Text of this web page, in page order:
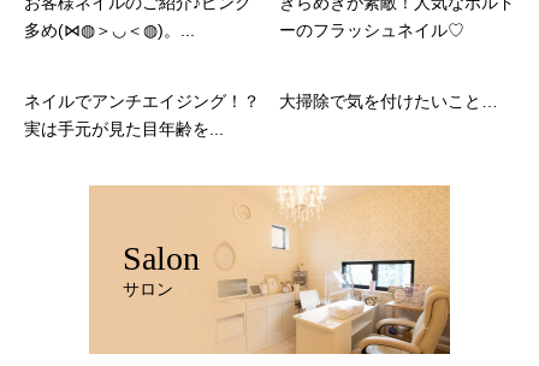
多め(⋈◍＞◡＜◍)。...
ーのフラッシュネイル♡
ネイルでアンチエイジング！？
実は手元が見た目年齢を...
大掃除で気を付けたいこと…
Salon
サロン